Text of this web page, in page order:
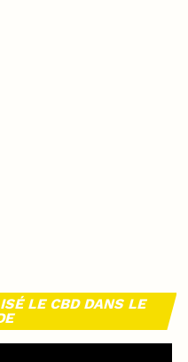
LE CBD DANS LE